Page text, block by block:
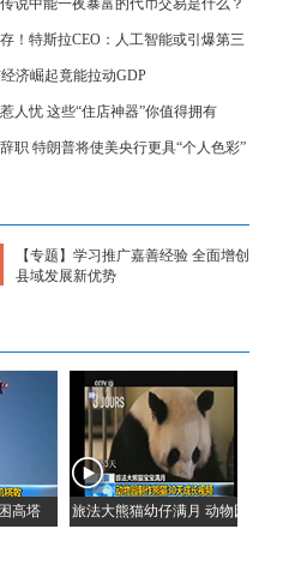
！特斯拉CEO：人工智能或引爆第三
济崛起竟能拉动GDP
人忧 这些“住店神器”你值得拥有
职 特朗普将使美央行更具“个人色彩”
【专题】学习推广嘉善经验 全面增创
县域发展新优势
高塔 旅法大熊猫幼仔满月 动物园制作